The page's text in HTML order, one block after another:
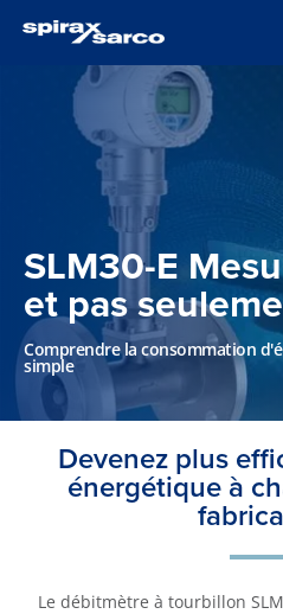
SLM30-E
et pas
Comprendre la consommation
simple
Devenez plus
énergétique à
Le débitmètre à tourbillon